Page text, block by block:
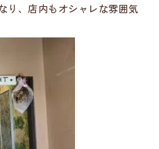
り、店内もオシャレな雰囲気